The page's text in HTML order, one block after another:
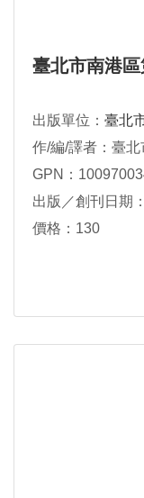
臺北市南港
出版單位： 臺北
作/編/譯者：臺北
GPN：
出版／創刊日期
價格：130